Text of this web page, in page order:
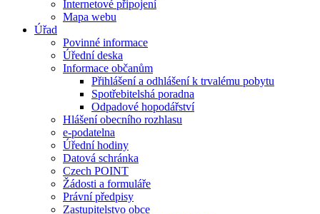
Internetové připojení
Mapa webu
Úřad
Povinné informace
Úřední deska
Informace občanům
Přihlášení a odhlášení k trvalému pobytu
Spotřebitelshá poradna
Odpadové hopodářství
Hlášení obecního rozhlasu
e-podatelna
Úřední hodiny
Datová schránka
Czech POINT
Žádosti a formuláře
Právní předpisy
Zastupitelstvo obce